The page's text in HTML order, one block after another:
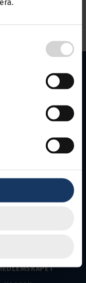
48, våning
Götaland
Andersson